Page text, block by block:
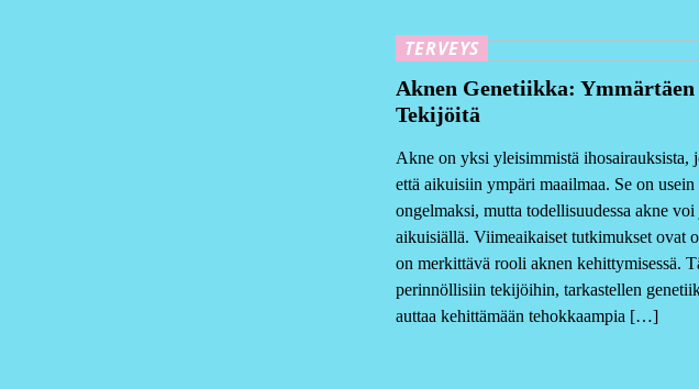
TERVEYS
Aknen Genetiikka:
Tekijöitä
Akne on yksi yleisimmistä ihosairauksista,
että aikuisiin ympäri maailmaa. Se on
ongelmaksi, mutta todellisuudessa akne
aikuisiällä. Viimeaikaiset tutkimukset ovat
on merkittävä rooli aknen kehittymisessä.
perinnöllisiin tekijöihin, tarkastellen
auttaa kehittämään tehokkaampia […]